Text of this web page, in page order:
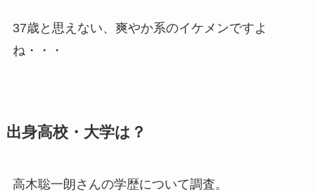
37歳と思えない、爽やか系のイケメンですよ
ね・・・
出身高校・大学は？
高木聡一朗さんの学歴について調査。